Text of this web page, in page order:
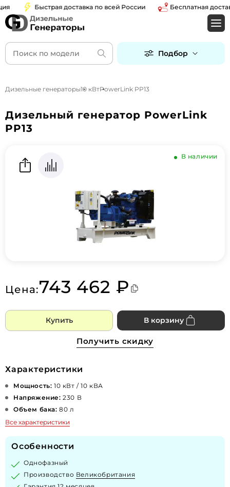
Быстрая доставка по всей России Бесплатная
Подбор
Дизельные генераторы10 кВтPowerLink PP13
Дизельный генератор PowerLink
PP13
В наличии
Цена:743 462 ₽
Купить В корзину
Получить скидку
Характеристики
Мощность: 10 кВт / 10 кВА
Напряжение: 230 В
Объем бака: 80 л
Все характеристики
Особенности
Однофазный
Производство Великобритания